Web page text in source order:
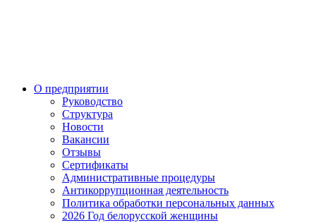
О предприятии
Руководство
Структура
Новости
Вакансии
Отзывы
Сертификаты
Административные процедуры
Антикоррупционная деятельность
Политика обработки персональных данных
2026 Год белорусской женщины